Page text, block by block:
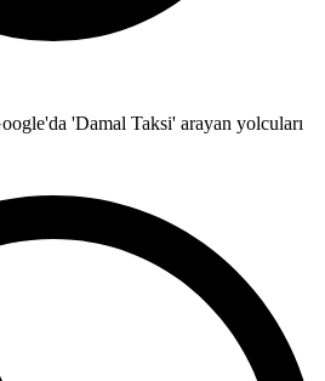
'Damal Taksi' arayan yolcuları